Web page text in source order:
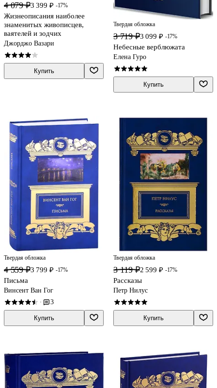
4 079 ₽3 399 ₽ -17%
Жизнеописания наиболее
знаменитых живописцев,
ваятелей и зодчих
Джорджо Вазари
Купить
Твердая обложка
3 719 ₽3 099 ₽ -17%
Небесные верблюжата
Елена Гуро
Купить
Твердая обложка
4 559 ₽3 799 ₽ -17%
Письма
Винсент Ван Гог
· 3
Купить
Твердая обложка
3 119 ₽2 599 ₽ -17%
Рассказы
Петр Нилус
Купить